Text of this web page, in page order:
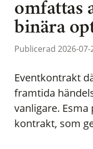
omfattas
binära
Publicerad 2026-07-
Eventkontrakt
framtida
vanligare.
kontrakt, som